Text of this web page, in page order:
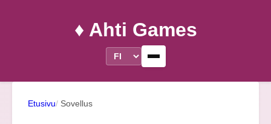
♦️ Ahti Games
Etusivu Sovellus